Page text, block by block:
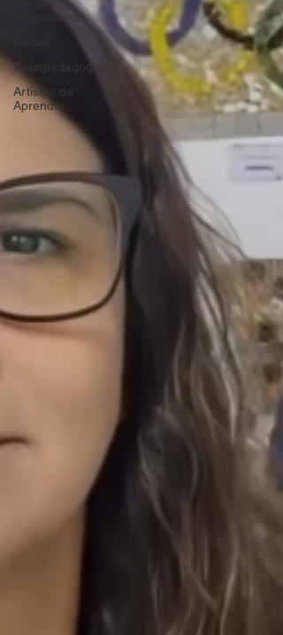
Ocupacional
Psicopedagogia
Artistas da
Aprender